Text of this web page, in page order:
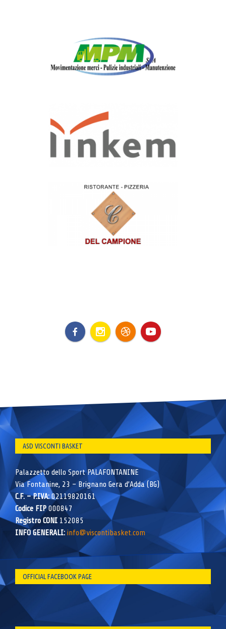
ASD VISCONTI BASKET
Palazzetto dello Sport PALAFONTANINE
Via Fontanine, 23 – Brignano Gera d’Adda (BG)
C.F. – P.IVA:02119820161
Codice FIP000847
Registro CONI 152085
INFO GENERALI: info@viscontibasket.com
OFFICIAL FACEBOOK PAGE